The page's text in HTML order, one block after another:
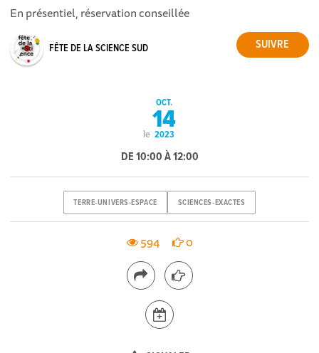
En présentiel, réservation conseillée
FÊTE DE LA SCIENCE SUD
le
OCT.
14
2023
DE 10:00 À 12:00
TERRE-UNIVERS-ESPACE SCIENCES-EXACTES
594 0